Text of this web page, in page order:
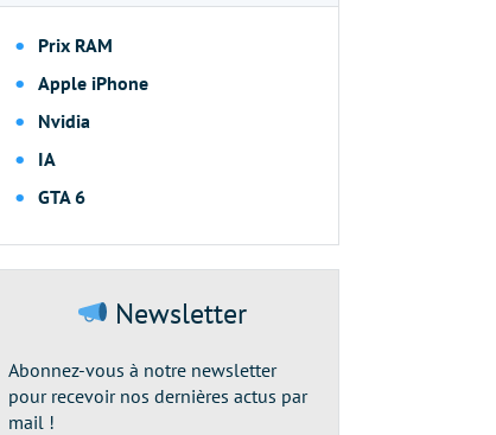
Prix RAM
Apple iPhone
Nvidia
IA
GTA 6
Newsletter
Abonnez-vous à notre newsletter
pour recevoir nos dernières actus par
mail !